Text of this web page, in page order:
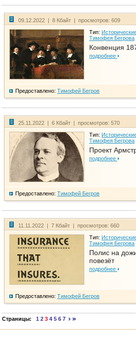
09.12.2022 | 8 Кбайт | просмотров: 609
Тип:
Тимофея Бегрова
Конвенция
подробнее
Предоставлено: Тимофей Бегров
25.11.2022 | 6 Кбайт | просмотров: 570
Тип:
Тимофея Бегрова
Проект
подробнее
Предоставлено: Тимофей Бегров
11.11.2022 | 7 Кбайт | просмотров: 660
Тип:
Тимофея Бегрова
Полис на
повезёт
подробнее
Предоставлено: Тимофей Бегров
Страницы: 1 2 3 4 5 6 7